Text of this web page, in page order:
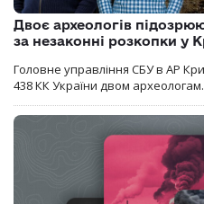
Двоє археологів
за незаконні розкопки у
Головне управління СБУ в АР
438 КК України двом археологам.